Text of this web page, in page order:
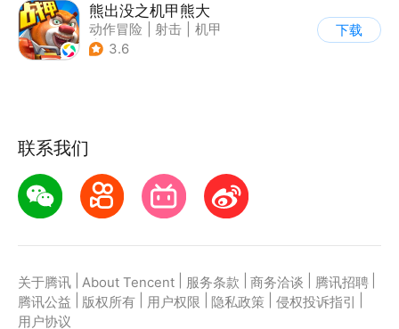
熊出没之机甲熊大
动作冒险 射击
机甲
| 熊出没
3.6
下载
联系我们
关于腾讯 About Tencent 服务条款 商务洽谈 腾讯招聘
腾讯公益
版权所有 用户权限 隐私政策 侵权投诉指引
用户协议